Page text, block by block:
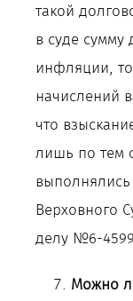
такой
в суде сумму
инфляции,
начислений
что
лишь по тем
Верховного
делу №6-
Можно